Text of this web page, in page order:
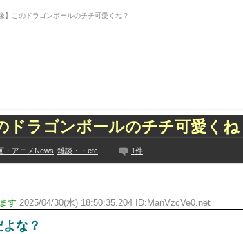
きり！！
した久保史緒里と中村麗...
技に初挑戦‼
意見や総括を踏まえ、適...
ない【梅咲遥】
入れる
【Money1
近所のコー
韓国芸能界
韓国人「韓
【乃木坂】
像】このドラゴンボールのチチ可愛くね？
ドラゴンボールのチチ可愛くね
・アニメNews 雑談・・etc 1件
す 2025/04/30(水) 18:50:35.204 ID:ManVzcVe0.net
な？